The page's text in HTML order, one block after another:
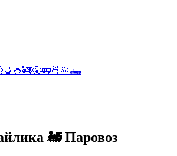
💺 🍚🚒😤🚃🍜 🥟🛻
🚂 Паровоз